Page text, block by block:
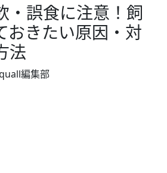
・誤食に注意！飼
おきたい原因・対
法
編集部